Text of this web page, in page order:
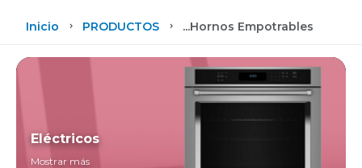
Inicio PRODUCTOS ...Hornos Empotrables
Eléctricos
Mostrar más